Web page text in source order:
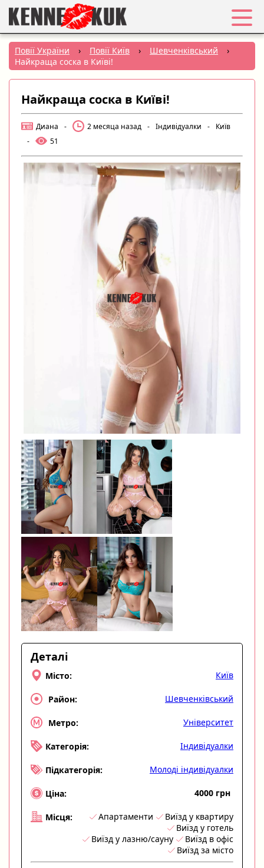
Обране
Вхід
Реєстрація
Міста:
РУС|
УКР
Створити оголошення
Повії України › Повії Київ › Шевченківський
›
Найкраща соска в Київі!
Найкраща соска в Київі!
Диана - 2 месяца назад - Індивідуалки -
Київ
-
51
Деталі
Місто: Київ
Район: Шевченківський
Метро: Університет
Категорія: Індивідуалки
Підкатегорія: Молоді індивідуалки
Ціна: 4000 грн
Місця: Апартаменти
Виїзд у квартиру
Виїзд у готель
Виїзд у лазню/сауну
Виїзд в офіс
Виїзд за місто